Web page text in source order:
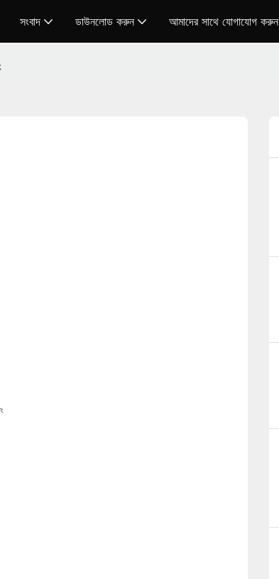
সংবাদ ডাউনলোড করুন আমাদের সাথে যোগাযোগ করুন